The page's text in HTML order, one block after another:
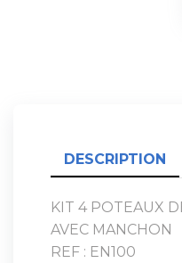
DESCRIPTION
KIT 4 POTEAUX
AVEC MANCHON
REF : EN100